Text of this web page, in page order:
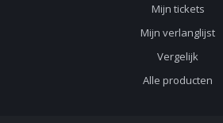
Mijn tickets
Mijn verlanglijst
Vergelijk
Alle producten